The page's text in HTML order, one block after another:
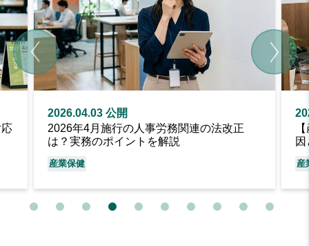
2026.03.27 公開
【産業医監修】年度末のメンタル不調：原
因と離職を防ぐ3つの対策
産業保健 産